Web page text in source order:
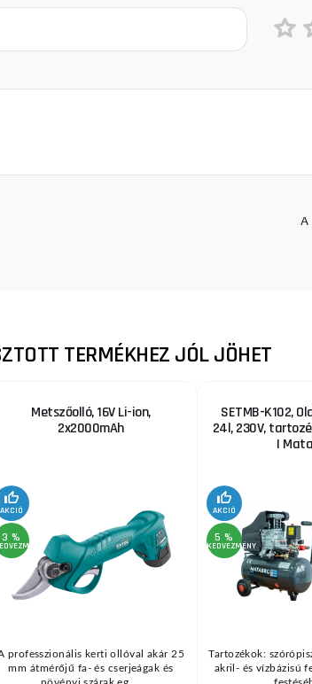
TERMÉKHEZ JÓL JÖHET
Metszőolló, 16V Li-ion,
2x2000mAh
AKCIÓ
3 %
professzionális kerti ollóval akár 25
mm átmérőjű fa- és cserjeágak és
SETMB-K102,
24l, 230V,
|
AKCIÓ
5 %
KEDVEZMÉNY
Tartozékok:
akril- és vízbázisú